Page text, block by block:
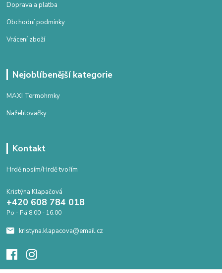
Doprava a platba
Obchodní podmínky
Vrácení zboží
Nejoblíbenější kategorie
MAXI Termohrnky
Nažehlovačky
Kontakt
Hrdě nosím/Hrdě tvořím
Kristýna Klapačová
+420 608 784 018
Po - Pá 8.00 - 16.00
kristyna.klapacova@email.cz